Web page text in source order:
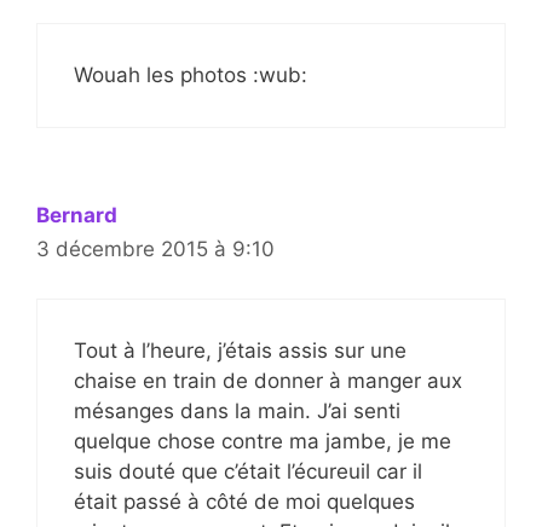
Wouah les photos :wub:
Bernard
3 décembre 2015 à 9:10
Tout à l’heure, j’étais assis sur une
chaise en train de donner à manger aux
mésanges dans la main. J’ai senti
quelque chose contre ma jambe, je me
suis douté que c’était l’écureuil car il
était passé à côté de moi quelques